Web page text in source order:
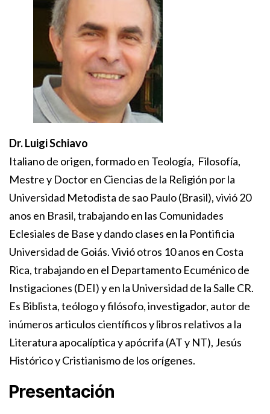
Dr. Luigi Schiavo
Italiano de origen, formado en Teología, Filosofía,
Mestre y Doctor en Ciencias de la Religión por la
Universidad Metodista de sao Paulo (Brasil), vivió 20
anos en Brasil, trabajando en las Comunidades
Eclesiales de Base y dando clases en la Pontificia
Universidad de Goiás. Vivió otros 10 anos en Costa
Rica, trabajando en el Departamento Ecuménico de
Instigaciones (DEI) y en la Universidad de la Salle CR.
Es Biblista, teólogo y filósofo, investigador, autor de
inúmeros articulos científicos y libros relativos a la
Literatura apocalíptica y apócrifa (AT y NT), Jesús
Histórico y Cristianismo de los orígenes.
Presentación